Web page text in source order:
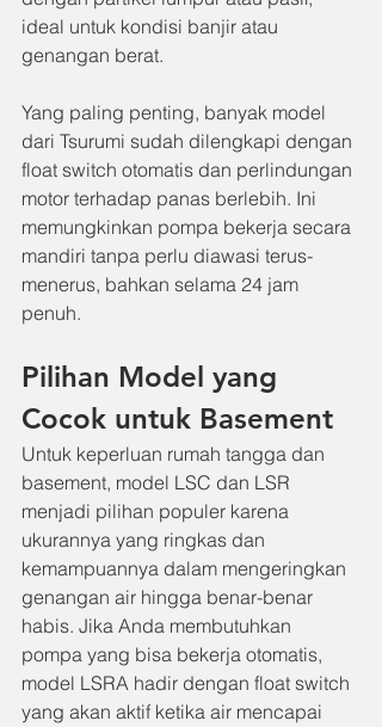
ideal untuk kondisi banjir atau
genangan berat.
Yang paling penting, banyak model
dari Tsurumi sudah dilengkapi dengan
float switch otomatis dan perlindungan
motor terhadap panas berlebih. Ini
memungkinkan pompa bekerja secara
mandiri tanpa perlu diawasi terus-
menerus, bahkan selama 24 jam
penuh.
Pilihan Model yang
Cocok untuk Basement
Untuk keperluan rumah tangga dan
basement, model LSC dan LSR
menjadi pilihan populer karena
ukurannya yang ringkas dan
kemampuannya dalam mengeringkan
genangan air hingga benar-benar
habis. Jika Anda membutuhkan
pompa yang bisa bekerja otomatis,
model LSRA hadir dengan float switch
yang akan aktif ketika air mencapai